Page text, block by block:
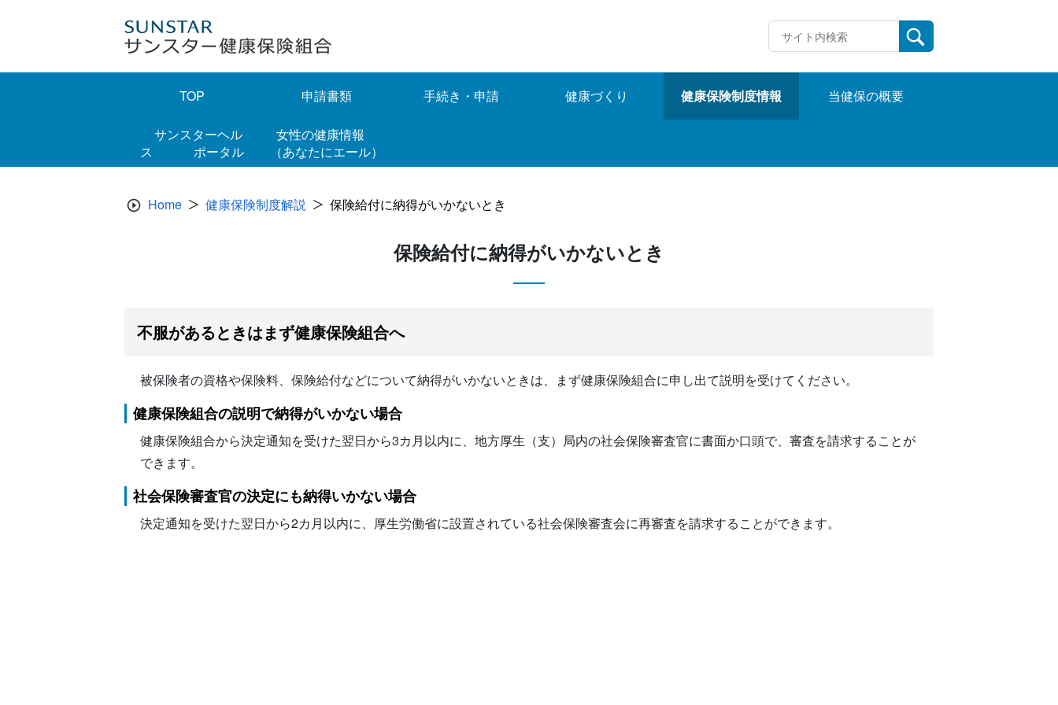
TOP 申請書類 手続き・申請 健康づくり 健康保険制度情報 当健保の概要
サンスターヘル
ス ポータル
女性の健康情報
（あなたにエール）
Home 健康保険制度解説 保険給付に納得がいかないとき
保険給付に納得がいかないとき
不服があるときはまず健康保険組合へ
被保険者の資格や保険料、保険給付などについて納得がいかないときは、まず健康保険組合に申し出て説明を受けてください。
健康保険組合の説明で納得がいかない場合
健康保険組合から決定通知を受けた翌日から3カ月以内に、地方厚生（支）局内の社会保険審査官に書面か口頭で、審査を請求することが
できます。
社会保険審査官の決定にも納得いかない場合
決定通知を受けた翌日から2カ月以内に、厚生労働省に設置されている社会保険審査会に再審査を請求することができます。